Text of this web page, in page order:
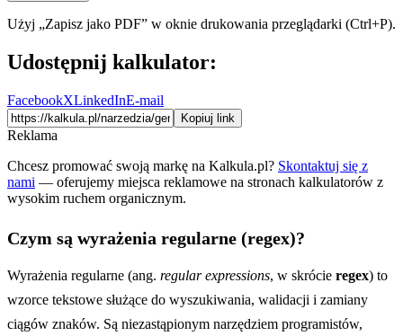
Użyj „Zapisz jako PDF” w oknie drukowania przeglądarki (Ctrl+P).
Udostępnij kalkulator:
FacebookXLinkedInE-mail
Kopiuj link
Reklama
Chcesz promować swoją markę na Kalkula.pl? Skontaktuj się z
nami — oferujemy miejsca reklamowe na stronach kalkulatorów z
wysokim ruchem organicznym.
Czym są wyrażenia regularne (regex)?
Wyrażenia regularne (ang. regular expressions, w skrócie regex) to
wzorce tekstowe służące do wyszukiwania, walidacji i zamiany
ciągów znaków. Są niezastąpionym narzędziem programistów,